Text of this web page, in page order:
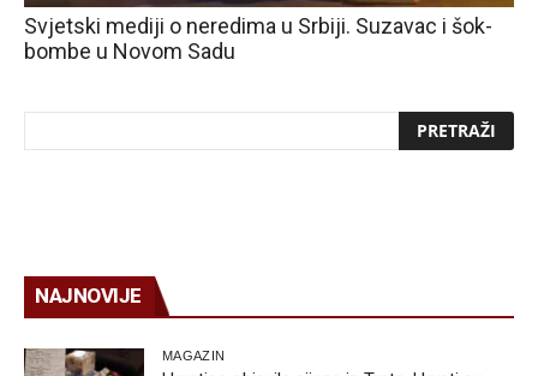
Svjetski mediji o neredima u Srbiji. Suzavac i šok-
bombe u Novom Sadu
NAJNOVIJE
MAGAZIN